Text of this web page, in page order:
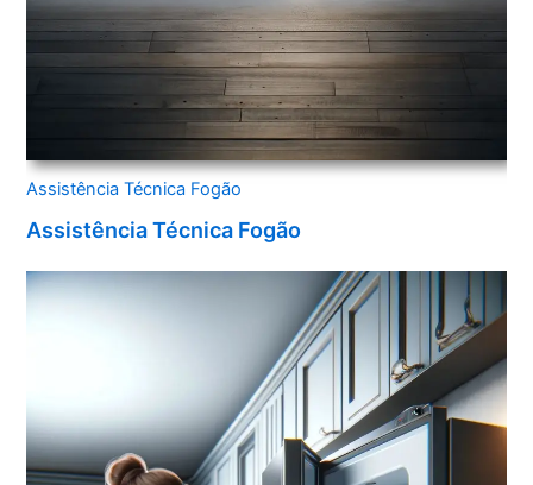
Assistência Técnica Fogão
Assistência Técnica Fogão